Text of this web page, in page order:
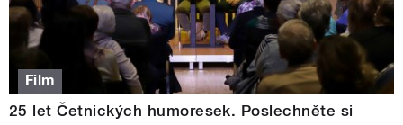
Film
25 let Četnických humoresek. Poslechněte si